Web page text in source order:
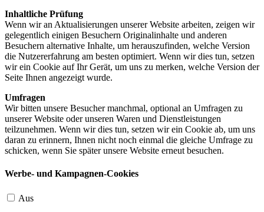
Inhaltliche Prüfung
Wenn wir an Aktualisierungen unserer Website arbeiten, zeigen wir
gelegentlich einigen Besuchern Originalinhalte und anderen
Besuchern alternative Inhalte, um herauszufinden, welche Version
die Nutzererfahrung am besten optimiert. Wenn wir dies tun, setzen
wir ein Cookie auf Ihr Gerät, um uns zu merken, welche Version der
Seite Ihnen angezeigt wurde.
Umfragen
Wir bitten unsere Besucher manchmal, optional an Umfragen zu
unserer Website oder unseren Waren und Dienstleistungen
teilzunehmen. Wenn wir dies tun, setzen wir ein Cookie ab, um uns
daran zu erinnern, Ihnen nicht noch einmal die gleiche Umfrage zu
schicken, wenn Sie später unsere Website erneut besuchen.
Werbe- und Kampagnen-Cookies
Aus